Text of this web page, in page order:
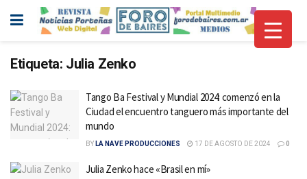
Etiqueta: Julia Zenko
Tango Ba Festival y Mundial 2024: comenzó en la
Ciudad el encuentro tanguero más importante del
mundo
BY LA NAVE PRODUCCIONES 17 DE AGOSTO DE 2024 0
Julia Zenko hace «Brasil en mí»